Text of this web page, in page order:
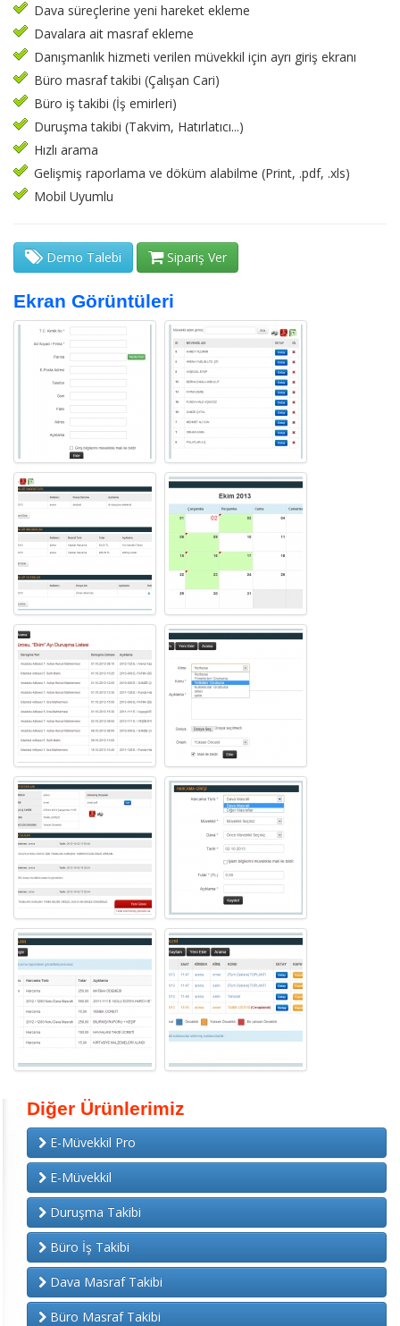
Dava süreçlerine yeni hareket ekleme
Davalara ait masraf ekleme
Danışmanlık hizmeti verilen müvekkil için ayrı giriş ekranı
Büro masraf takibi (Çalışan Cari)
Büro iş takibi (İş emirleri)
Duruşma takibi (Takvim, Hatırlatıcı...)
Hızlı arama
Gelişmiş raporlama ve döküm alabilme (Print, .pdf, .xls)
Mobil Uyumlu
Demo Talebi Sipariş Ver
Ekran Görüntüleri
Diğer Ürünlerimiz
E-Müvekkil Pro
E-Müvekkil
Duruşma Takibi
Büro İş Takibi
Dava Masraf Takibi
Büro Masraf Takibi